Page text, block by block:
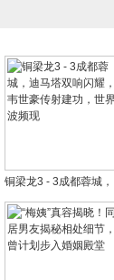
铜梁龙3 - 3成都蓉城，
迪马塔双响闪耀，韦世
豪传射建功，世界波频
现